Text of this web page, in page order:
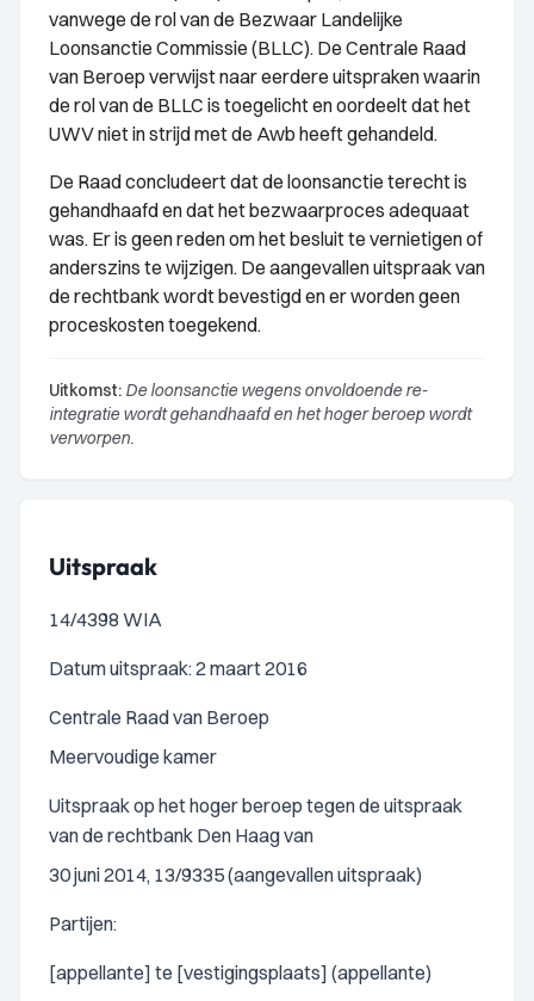
vanwege de rol van de Bezwaar Landelijke
Loonsanctie Commissie (BLLC). De Centrale Raad
van Beroep verwijst naar eerdere uitspraken waarin
de rol van de BLLC is toegelicht en oordeelt dat het
UWV niet in strijd met de Awb heeft gehandeld.
De Raad concludeert dat de loonsanctie terecht is
gehandhaafd en dat het bezwaarproces adequaat
was. Er is geen reden om het besluit te vernietigen of
anderszins te wijzigen. De aangevallen uitspraak van
de rechtbank wordt bevestigd en er worden geen
proceskosten toegekend.
Uitkomst: De loonsanctie wegens onvoldoende re-
integratie wordt gehandhaafd en het hoger beroep wordt
verworpen.
Uitspraak
14/4398 WIA
Datum uitspraak: 2 maart 2016
Centrale Raad van Beroep
Meervoudige kamer
Uitspraak op het hoger beroep tegen de uitspraak
van de rechtbank Den Haag van
30 juni 2014, 13/9335 (aangevallen uitspraak)
Partijen:
[appellante] te [vestigingsplaats] (appellante)